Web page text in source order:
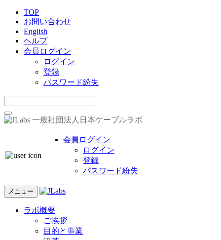
TOP
お問い合わせ
English
ヘルプ
会員ログイン
ログイン
登録
パスワード紛失
一般社団法人日本ケーブルラボ
会員ログイン
ログイン
登録
パスワード紛失
メニュー
ラボ概要
ご挨拶
目的と事業